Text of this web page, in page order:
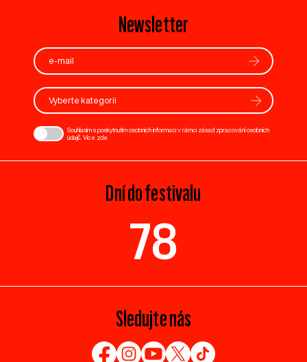
Newsletter
Vyberte kategorii
Souhlasím s poskytnutím osobních informací v rámci zásad zpracování osobních
údajů. Více zde
Dní do festivalu
78
Sledujte nás